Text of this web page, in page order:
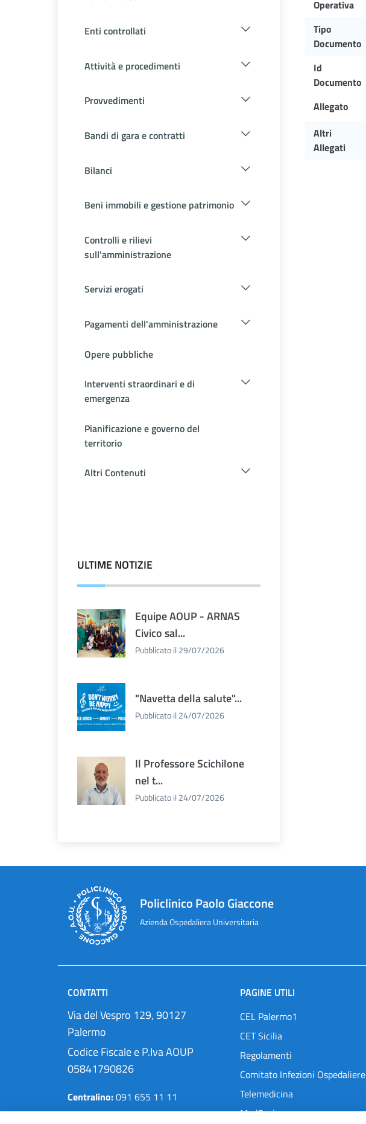
Enti controllati
Attività e procedimenti
Provvedimenti
Bandi di gara e contratti
Bilanci
Beni immobili e gestione patrimonio
Controlli e rilievi
sull'amministrazione
Servizi erogati
Pagamenti dell'amministrazione
Opere pubbliche
Interventi straordinari e di
emergenza
Pianificazione e governo del
territorio
Altri Contenuti
ULTIME NOTIZIE
Equipe AOUP - ARNAS
Civico sal...
Pubblicato il 29/07/2026
"Navetta della salute"...
Pubblicato il 24/07/2026
Il Professore Scichilone
nel t...
Pubblicato il 24/07/2026
Operativa
Tipo
Documento
Id
Documento
Allegato
Altri
Allegati
Policlinico Paolo Giaccone
Azienda Ospedaliera Universitaria
CONTATTI
Via del Vespro 129, 90127
Palermo
Codice Fiscale e P.Iva AOUP
05841790826
Centralino:091 655 11 11
Pec:protocollo@cert.policlinico.pa.it
PAGINE UTILI
CEL Palermo1
CET Sicilia
Regolamenti
Comitato Infezioni Ospedaliere
Telemedicina
MedOral